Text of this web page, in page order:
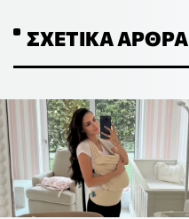
ΣΧΕΤΙΚΆ ΆΡΘΡΑ